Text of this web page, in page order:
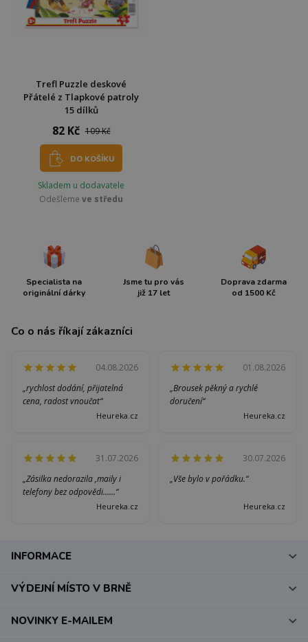
Trefl Puzzle deskové
Přátelé z Tlapkové patroly
15 dílků
82 Kč 109 Kč
DO KOŠÍKU
Skladem u dodavatele
Odešleme ve středu
Specialista na
originální dárky
Jsme tu pro vás
již 17 let
Doprava zdarma
od 1500 Kč
Co o nás říkají zákazníci
04.08.2026
„rychlost dodání, přijatelná
cena, radost vnoučat“
Heureka.cz
01.08.2026
„Brousek pěkný a rychlé
doručení“
Heureka.cz
31.07.2026
„Zásilka nedorazila ,maily i
telefony bez odpovědi......“
Heureka.cz
30.07.2026
„Vše bylo v pořádku.“
Heureka.cz
INFORMACE
VÝDEJNÍ MÍSTO V BRNĚ
NOVINKY E-MAILEM